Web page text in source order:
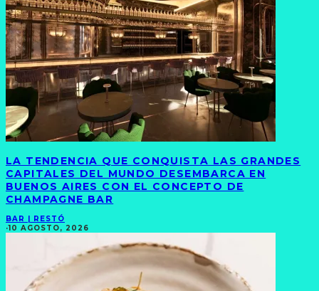
LA TENDENCIA QUE CONQUISTA LAS GRANDES
CAPITALES DEL MUNDO DESEMBARCA EN
BUENOS AIRES CON EL CONCEPTO DE
CHAMPAGNE BAR
BAR | RESTÓ
·10 AGOSTO, 2026